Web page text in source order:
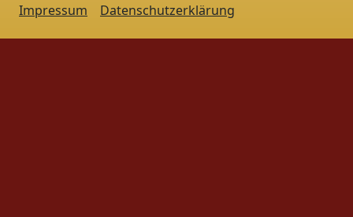
Impressum Datenschutzerklärung